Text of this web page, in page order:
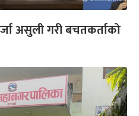
असुली गरी बचतकर्ताको